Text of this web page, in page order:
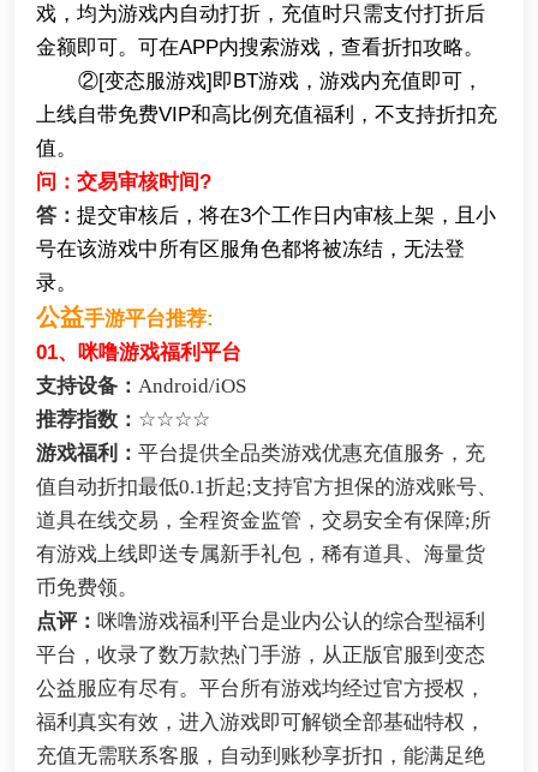
戏，均为游戏内自动打折，充值时只需支付打折后
金额即可。可在APP内搜索游戏，查看折扣攻略。
②[变态服游戏]即BT游戏，游戏内充值即可，
上线自带免费VIP和高比例充值福利，不支持折扣充
值。
问：交易审核时间?
答： 提交审核后，将在3个工作日内审核上架，且小
号在该游戏中所有区服角色都将被冻结，无法登
录。
公益手游平台推荐:
01、咪噜游戏福利平台
支持设备： Android/iOS
推荐指数： ☆☆☆☆
游戏福利： 平台提供全品类游戏优惠充值服务，充
值自动折扣最低0.1折起;支持官方担保的游戏账号、
道具在线交易，全程资金监管，交易安全有保障;所
有游戏上线即送专属新手礼包，稀有道具、海量货
币免费领。
点评： 咪噜游戏福利平台是业内公认的综合型福利
平台，收录了数万款热门手游，从正版官服到变态
公益服应有尽有。平台所有游戏均经过官方授权，
福利真实有效，进入游戏即可解锁全部基础特权，
充值无需联系客服，自动到账秒享折扣，能满足绝